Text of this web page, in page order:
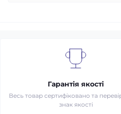
Гарантія якості
Весь товар сертифіковано та
знак якості